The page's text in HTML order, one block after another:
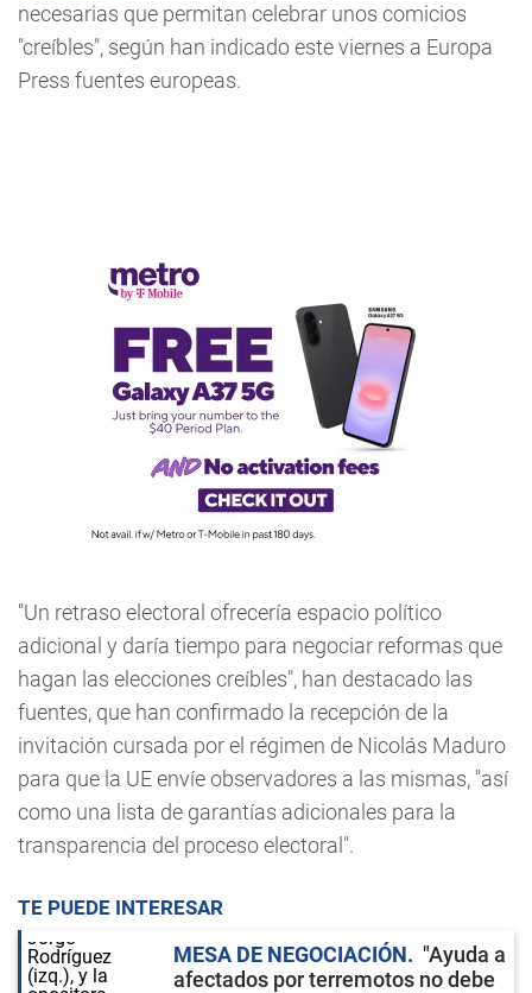
necesarias que permitan celebrar unos comicios
"creíbles", según han indicado este viernes a Europa
Press fuentes europeas.
"Un retraso electoral ofrecería espacio político
adicional y daría tiempo para negociar reformas que
hagan las elecciones creíbles", han destacado las
fuentes, que han confirmado la recepción de la
invitación cursada por el régimen de Nicolás Maduro
para que la UE envíe observadores a las mismas, "así
como una lista de garantías adicionales para la
transparencia del proceso electoral".
TE PUEDE INTERESAR
MESA DE NEGOCIACIÓN
"Ayuda a
afectados por terremotos no debe